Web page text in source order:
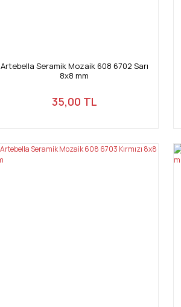
Artebella Seramik Mozaik 608 6702 Sarı
8x8 mm
35,00 TL